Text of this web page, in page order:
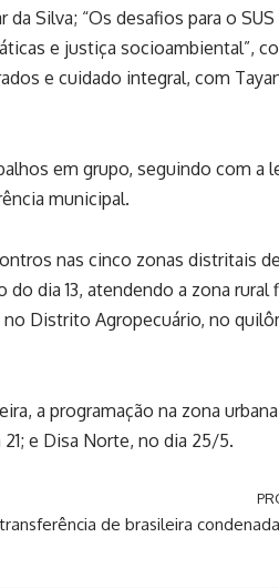
Silva; “Os desafios para o SUS
e justiça socioambiental”,
e cuidado integral, com
em grupo, seguindo com a
municipal.
nas cinco zonas distritais
dia 13, atendendo a zona rural
Distrito Agropecuário, no
a programação na zona
e Disa Norte, no dia 25/5.